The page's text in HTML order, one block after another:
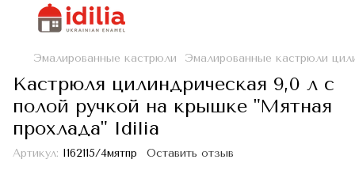
Эмалированные кастрюли Эмалированные кастрюли
Кастрюля цилиндрическая 9,0 л с
полой ручкой на крышке "Мятная
прохлада" Idilia
Артикул: I162115/4мятпр Оставить отзыв